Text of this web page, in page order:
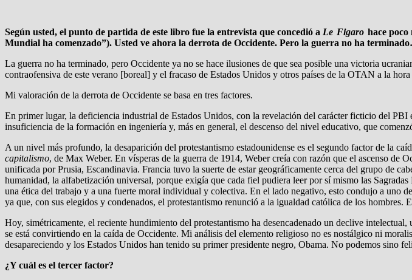
Según usted, el punto de partida de este libro fue la entrevista que concedió a Le Figaro hace
Mundial ha comenzado”). Usted ve ahora la derrota de Occidente. Pero la guerra no ha
La guerra no ha terminado, pero Occidente ya no se hace ilusiones de que sea posible una victoria
contraofensiva de este verano [boreal] y el fracaso de Estados Unidos y otros países de la OTAN a la
Mi valoración de la derrota de Occidente se basa en tres factores.
En primer lugar, la deficiencia industrial de Estados Unidos, con la revelación del carácter ficticio del
insuficiencia de la formación en ingeniería y, más en general, el descenso del nivel educativo, que
A un nivel más profundo, la desaparición del protestantismo estadounidense es el segundo factor de la
capitalismo, de Max Weber. En vísperas de la guerra de 1914, Weber creía con razón que el ascenso de
unificada por Prusia, Escandinavia. Francia tuvo la suerte de estar geográficamente cerca del grupo de
humanidad, la alfabetización universal, porque exigía que cada fiel pudiera leer por sí mismo las
una ética del trabajo y a una fuerte moral individual y colectiva. En el lado negativo, esto condujo a uno
ya que, con sus elegidos y condenados, el protestantismo renunció a la igualdad católica de los
Hoy, simétricamente, el reciente hundimiento del protestantismo ha desencadenado un declive
se está convirtiendo en la caída de Occidente. Mi análisis del elemento religioso no es nostálgico ni
desapareciendo y los Estados Unidos han tenido su primer presidente negro, Obama. No podemos sino
¿Y cuál es el tercer factor?